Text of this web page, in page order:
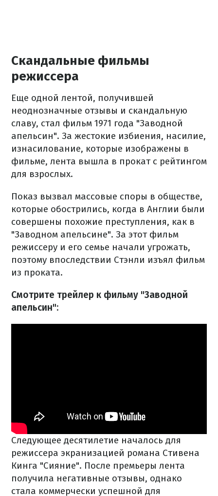
Скандальные фильмы
режиссера
Еще одной лентой, получившей
неоднозначные отзывы и скандальную
славу, стал фильм 1971 года "Заводной
апельсин". За жестокие избиения, насилие,
изнасилование, которые изображены в
фильме, лента вышла в прокат с рейтингом
для взрослых.
Показ вызвал массовые споры в обществе,
которые обострились, когда в Англии были
совершены похожие преступления, как в
"Заводном апельсине". За этот фильм
режиссеру и его семье начали угрожать,
поэтому впоследствии Стэнли изъял фильм
из проката.
Смотрите трейлер к фильму "Заводной
апельсин":
Следующее десятилетие началось для
режиссера экранизацией романа Стивена
Кинга "Сияние". После премьеры лента
получила негативные отзывы, однако
стала коммерчески успешной для